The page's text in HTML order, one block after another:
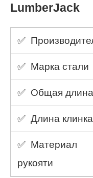
LumberJack
✅
✅ Марка стали
✅ Общая длина
✅ Длина клинка
✅ Материал
рукояти